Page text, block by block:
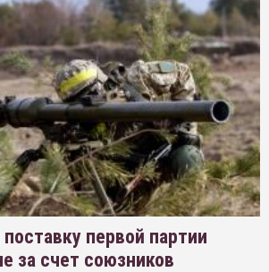
первой партии
за счет союзников